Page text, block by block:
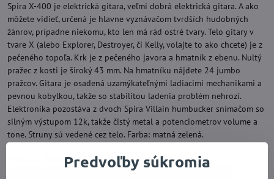
Spira X-400 je elektrická gitara, veľmi dobrá elektrická gitara. A ako
môžete vidieť, určená je hlavne vyznávačom tvrdších hudobných
žánrov, prípadne niekomu, kto len má rád ostré tvary. Telo gitary v
tvare X (alebo Explorer, Destroyer, či Kelly, volajte to ako chcete) je z
pečeného topoľa. Krk je z pečeného javora a hmatník z ebenu. Nultý
pražec z kosti je široký 43 mm. Na hmatníku nájdete 24 jumbo
pražcov. Gitara je osadená uzamýkateľnými ladiacimi mechanikami a
pevnou kobylkou, takže so stabilitou ladenia problém nehrozí.
Elektronika pozostáva z dvoch Spira Villain humbucker snímačom so
silným výstupom 12k, takže čistý metal a potenciometrov volume a
tone. Struny sú vedené cez telo. Farba: matná zelená.
Viac z kategóriePredvoľby súkromia